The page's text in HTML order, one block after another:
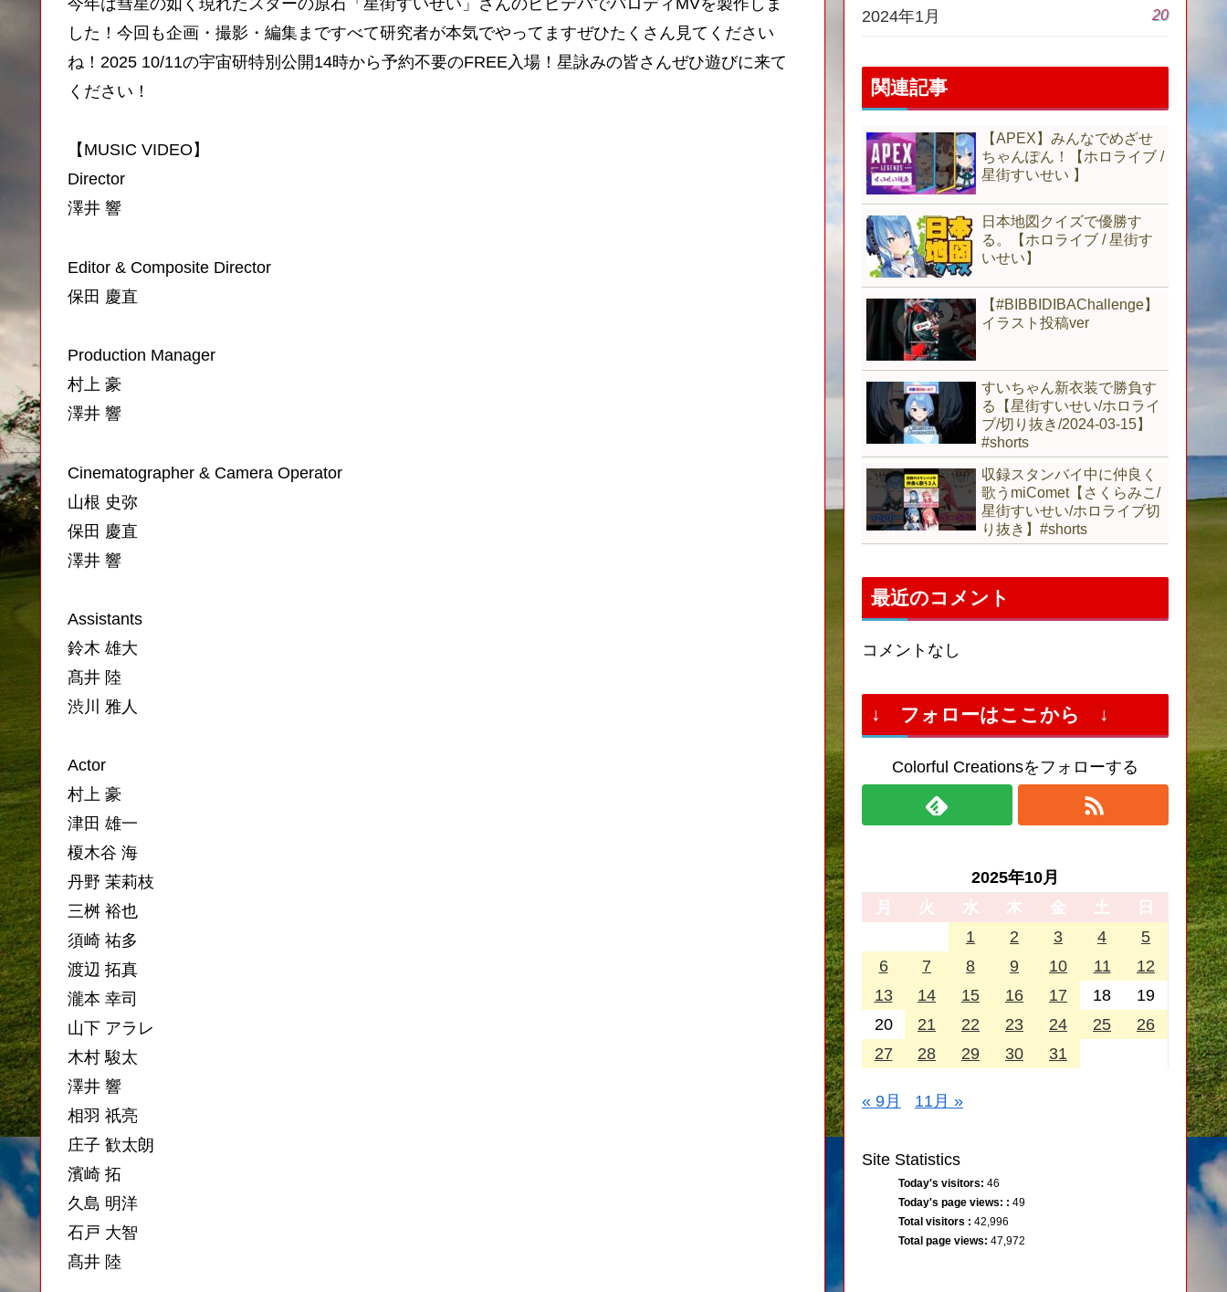
今年は彗星の如く現れたスターの原石「星街すいせい」さんのビビデバでパロディMVを製作しま
した！今回も企画・撮影・編集まですべて研究者が本気でやってますぜひたくさん見てください
ね！2025 10/11の宇宙研特別公開14時から予約不要のFREE入場！星詠みの皆さんぜひ遊びに来て
ください！
【MUSIC VIDEO】
Director
澤井 響
Editor & Composite Director
保田 慶直
Production Manager
村上 豪
澤井 響
Cinematographer & Camera Operator
山根 史弥
保田 慶直
澤井 響
Assistants
鈴木 雄大
髙井 陸
渋川 雅人
Actor
村上 豪
津田 雄一
榎木谷 海
丹野 茉莉枝
三桝 裕也
須崎 祐多
渡辺 拓真
瀧本 幸司
山下 アラレ
木村 駿太
澤井 響
相羽 祇亮
庄子 歓太朗
濱崎 拓
久島 明洋
石戸 大智
髙井 陸
2024年1月 20
関連記事
【APEX】みんなでめざせ
ちゃんぽん！【ホロライブ /
星街すいせい 】
日本地図クイズで優勝す
る。【ホロライブ / 星街す
いせい】
【#BIBBIDIBAChallenge】
イラスト投稿ver
すいちゃん新衣装で勝負す
る【星街すいせい/ホロライ
ブ/切り抜き/2024-03-15】
#shorts
収録スタンバイ中に仲良く
歌うmiComet【さくらみこ/
星街すいせい/ホロライブ切
り抜き】#shorts
最近のコメント
コメントなし
↓ フォローはここから ↓
Colorful Creationsをフォローする
2025年10月
月
火 水 木 金 土
日
1
2 3 4
5
6
7 8 9 10 11
12
13
14 15 16 17 18
19
20
21 22 23 24 25
26
27
28 29 30 31
« 9月 11月 »
Site Statistics
Today's visitors: 46
Today's page views: : 49
Total visitors : 42,996
Total page views: 47,972